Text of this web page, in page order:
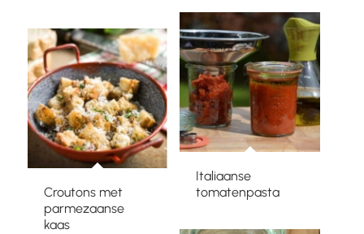
Italiaanse
tomatenpasta
Croutons met
parmezaanse
kaas